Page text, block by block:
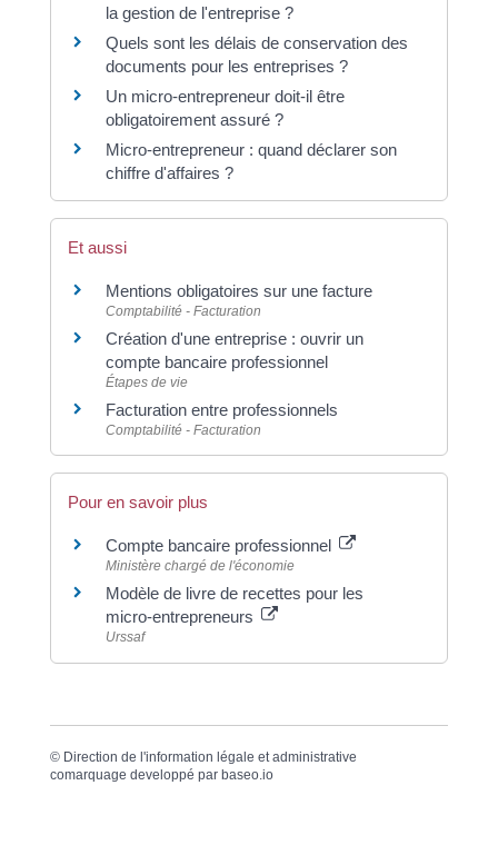
la gestion de l'entreprise ?
Quels sont les délais de conservation des
documents pour les entreprises ?
Un micro-entrepreneur doit-il être
obligatoirement assuré ?
Micro-entrepreneur : quand déclarer son
chiffre d'affaires ?
Et aussi
Mentions obligatoires sur une facture
Comptabilité - Facturation
Création d'une entreprise : ouvrir un
compte bancaire professionnel
Étapes de vie
Facturation entre professionnels
Comptabilité - Facturation
Pour en savoir plus
Compte bancaire professionnel
Ministère chargé de l'économie
Modèle de livre de recettes pour les
micro-entrepreneurs
Urssaf
© Direction de l'information légale et administrative
comarquage developpé par baseo.io